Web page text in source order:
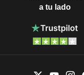
a tu lado